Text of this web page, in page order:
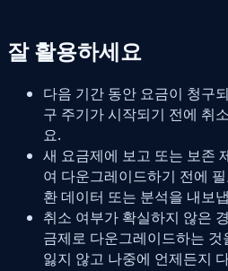
잘 활용하세요
다음 기간 동안 요금이 청구
구 주기가 시작되기 전에 취
요.
새 요금제에 보고 또는 보존
여 다운그레이드하기 전에
환 데이터 또는 분석을 내보
취소 여부가 확실하지 않은
금제로 다운그레이드하는
잃지 않고 나중에 언제든지